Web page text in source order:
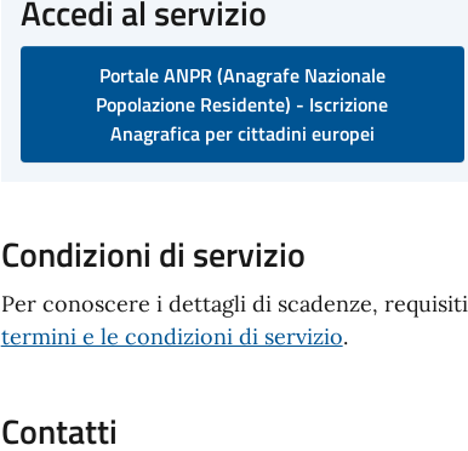
Accedi al servizio
Portale ANPR (Anagrafe Nazionale
Popolazione Residente) - Iscrizione
Anagrafica per cittadini europei
Condizioni di servizio
Per conoscere i dettagli di scadenze,
termini e le condizioni di servizio.
Contatti